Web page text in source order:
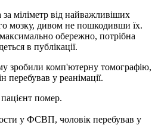
міліметр від найважливіших
мозку, дивом не пошкодивши їх.
обережно, потрібна
в публікації.
зробили комп'ютерну томографію,
перебував у реанімації.
помер.
у ФСВП, чоловік перебував у